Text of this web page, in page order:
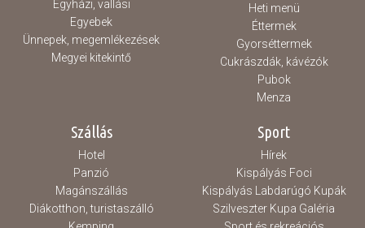
Egyházi, vallási
Egyebek
Ünnepek, megemlékezések
Megyei kitekintő
Heti menü
Éttermek
Gyorséttermek
Cukrászdák, kávézók
Pubok
Menza
Szállás
Hotel
Panzió
Magánszállás
Diákotthon, turistaszálló
Sport
Hírek
Kispályás Foci
Kispályás Labdarúgó Kupák
Szilveszter Kupa Galéria